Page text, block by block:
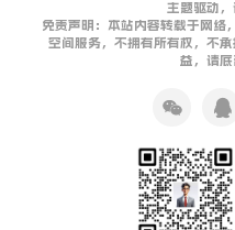
主题驱动
免责声明：本站内容转载于网络
空间服务，不拥有所有权，不
益，请底